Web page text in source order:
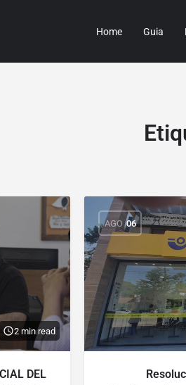
Home Guia
2 min read
DEL
AGO 06